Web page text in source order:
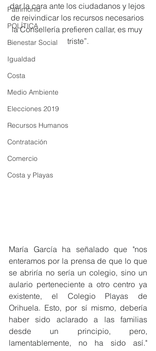
Patrimonio
POLÍTICA
Bienestar Social
Igualdad
Costa
Medio Ambiente
Elecciones 2019
Recursos Humanos
Contratación
Comercio
Costa y Playas
dar la cara ante los ciudadanos y lejos
de reivindicar los recursos necesarios
la Consellería prefieren callar, es muy
triste”.
María García ha señalado que "nos
enteramos por la prensa de que lo que
se abriría no sería un colegio, sino un
aulario perteneciente a otro centro ya
existente, el Colegio Playas de
Orihuela. Esto, por sí mismo, debería
haber sido aclarado a las familias
desde un principio, pero,
lamentablemente, no ha sido así."